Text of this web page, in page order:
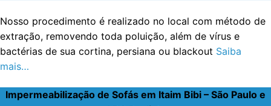
Nosso procedimento é realizado no local com método de
extração, removendo toda poluição, além de vírus e
bactérias de sua cortina, persiana ou blackout Saiba
mais…
Impermeabilização de Sofás em Itaim Bibi – São Paulo e